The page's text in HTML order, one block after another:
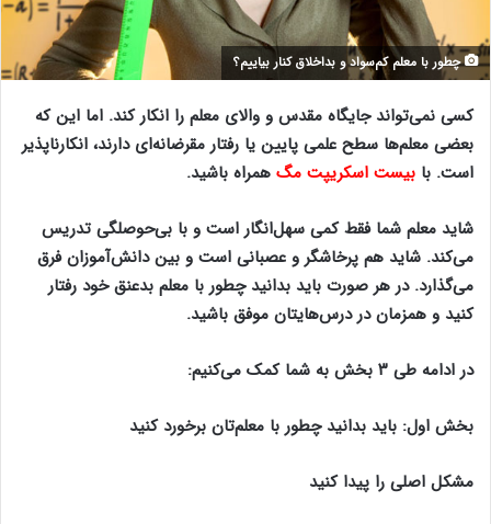
چطور با معلم کم‌سواد و بداخلاق کنار بیاییم؟
کسی نمی‌تواند جایگاه مقدس و والای معلم را انکار کند. اما این که
بعضی معلم‌ها سطح علمی پایین یا رفتار مقرضانه‌ای دارند، انکارناپذیر
است. با بیست اسکریپت مگ همراه باشید.
شاید معلم شما فقط کمی سهل‌انگار است و با بی‌حوصلگی تدریس
می‌کند. شاید هم پرخاشگر و عصبانی است و بین دانش‌آموزان فرق
می‌گذارد. در هر صورت باید بدانید چطور با معلم بدعنق خود رفتار
کنید و همزمان در درس‌هایتان موفق باشید.
در ادامه طی ۳ بخش به شما کمک می‌کنیم:
بخش اول: باید بدانید چطور با معلم‌تان برخورد کنید
مشکل اصلی را پیدا کنید